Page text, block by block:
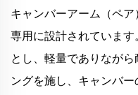
キャンバーアーム（ペ
専用に設計されていま
とし、軽量でありなが
ングを施し、キャンバ